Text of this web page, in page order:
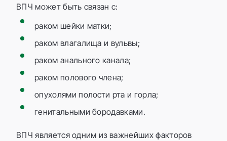
ВПЧ может быть связан с:
раком шейки матки;
раком влагалища и вульвы;
раком анального канала;
раком полового члена;
опухолями полости рта и горла;
генитальными бородавками.
ВПЧ является одним из важнейших факторов